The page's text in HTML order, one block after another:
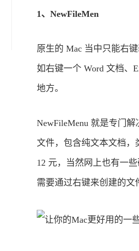
1、NewFileMen
原生的 Mac 当中只能右
如右键一个 Word 文档、
地方。
NewFileMenu 就是专门
文件，包含纯文本文档，
12 元，当然网上也有一
需要通过右键来创建的文